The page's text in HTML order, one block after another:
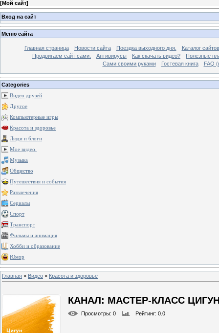
[Мой сайт]
Вход на сайт
Меню сайта
Главная страница Новости сайта Поездка выходного дня.
Каталог сайтов
Продвигаем сайт сами.
Антивирусы Как скачать видео?
Полезные
Сами своими руками
Гостевая книга FAQ
Categories
Видео друзей
Другое
Компьютерные игры
Красота и здоровье
Люди и блоги
Мое видео.
Музыка
Общество
Путешествия и события
Развлечения
Сериалы
Спорт
Транспорт
Фильмы и анимация
Хобби и образование
Юмор
Главная » Видео » Красота и здоровье
КАНАЛ: МАСТЕР-КЛАСС
Просмотры: 0 Рейтинг: 0.0